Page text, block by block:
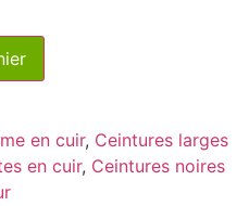
en cuir, Ceintures larges
en cuir, Ceintures noires